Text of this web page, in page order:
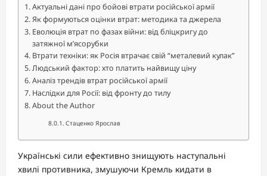
Актуальні дані про бойові втрати російської армії
Як формуються оцінки втрат: методика та джерела
Еволюція втрат по фазах війни: від бліцкригу до
затяжної м’ясорубки
Втрати техніки: як Росія втрачає свій “металевий кулак”
Людський фактор: хто платить найвищу ціну
Аналіз трендів втрат російської армії
Наслідки для Росії: від фронту до тилу
About the Author
Стаценко Ярослав
Українські сили ефективно знищують наступальні
хвилі противника, змушуючи Кремль кидати в